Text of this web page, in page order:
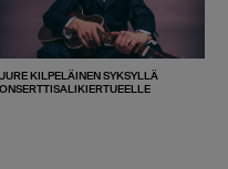
KILPELÄINEN SYKSYLLÄ